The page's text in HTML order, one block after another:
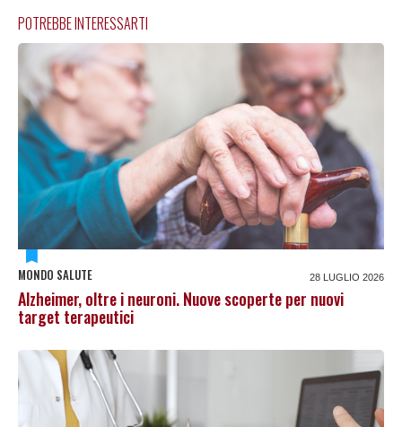
POTREBBE INTERESSARTI
MONDO SALUTE 28 LUGLIO 2026
Alzheimer, oltre i neuroni. Nuove scoperte per nuovi
target terapeutici